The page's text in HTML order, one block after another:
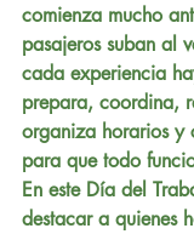
comienza mucho
pasajeros suban al
cada experiencia
prepara, coordina,
organiza horarios
para que todo
En este Día del
destacar a quienes